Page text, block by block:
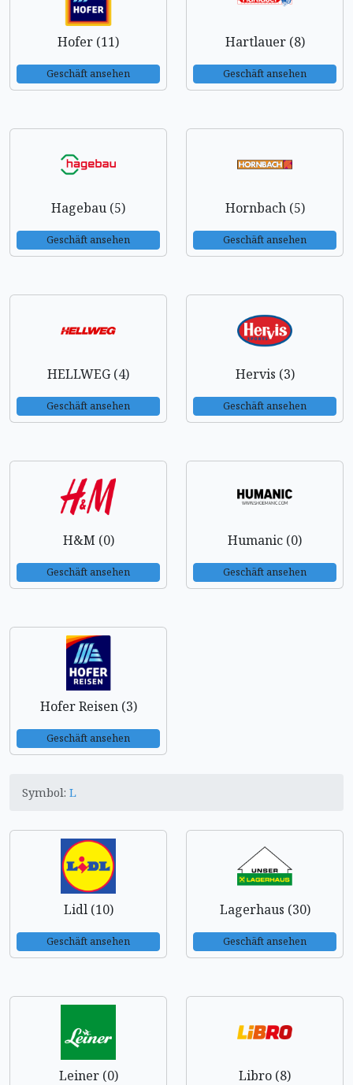
Hofer (11)
Geschäft ansehen
Hartlauer (8)
Geschäft ansehen
Hagebau (5)
Geschäft ansehen
Hornbach (5)
Geschäft ansehen
HELLWEG (4)
Geschäft ansehen
Hervis (3)
Geschäft ansehen
H&M (0)
Geschäft ansehen
Humanic (0)
Geschäft ansehen
Hofer Reisen (3)
Geschäft ansehen
Symbol: L
Lidl (10)
Geschäft ansehen
Lagerhaus (30)
Geschäft ansehen
Leiner (0) Libro (8)